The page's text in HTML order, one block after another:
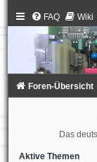
FAQ Wiki
Foren-Übersicht
Das
Aktive Themen